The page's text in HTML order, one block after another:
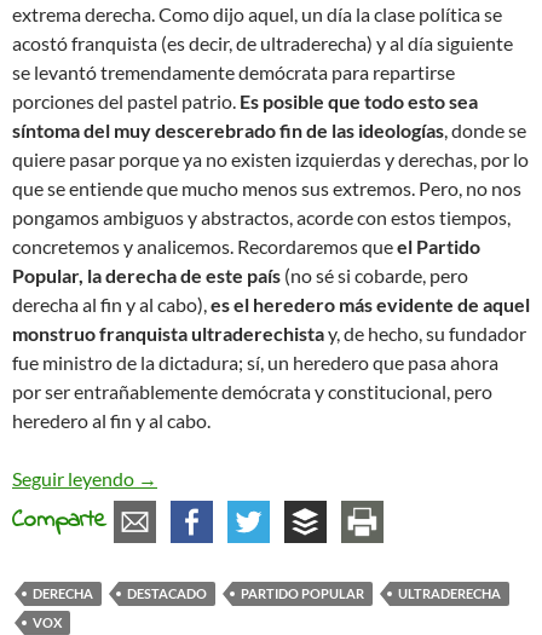
extrema derecha. Como dijo aquel, un día la clase política se
acostó franquista (es decir, de ultraderecha) y al día siguiente
se levantó tremendamente demócrata para repartirse
porciones del pastel patrio. Es posible que todo esto sea
síntoma del muy descerebrado fin de las ideologías, donde se
quiere pasar porque ya no existen izquierdas y derechas, por lo
que se entiende que mucho menos sus extremos. Pero, no nos
pongamos ambiguos y abstractos, acorde con estos tiempos,
concretemos y analicemos. Recordaremos queel Partido
Popular, la derecha de este país (no sé si cobarde, pero
derecha al fin y al cabo),es el heredero más evidente de aquel
monstruo franquista ultraderechistay, de hecho, su fundador
fue ministro de la dictadura; sí, un heredero que pasa ahora
por ser entrañablemente demócrata y constitucional, pero
heredero al fin y al cabo.
Seguir leyendo ¿Existe la ultraderecha?
→
Comparte
DERECHA DESTACADO PARTIDO POPULAR
ULTRADERECHA
VOX